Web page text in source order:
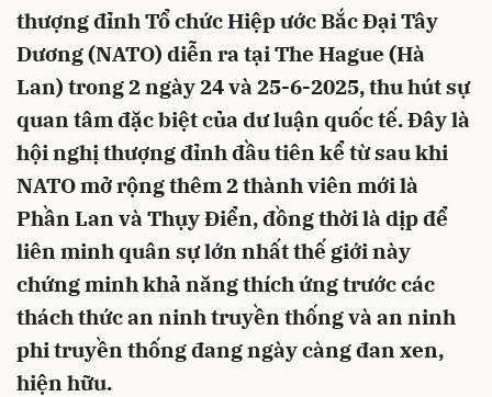
thượng đỉnh Tổ chức Hiệp ước Bắc Đại Tây
Dương (NATO) diễn ra tại The Hague (Hà
Lan) trong 2 ngày 24 và 25-6-2025, thu hút sự
quan tâm đặc biệt của dư luận quốc tế. Đây là
hội nghị thượng đỉnh đầu tiên kể từ sau khi
NATO mở rộng thêm 2 thành viên mới là
Phần Lan và Thụy Điển, đồng thời là dịp để
liên minh quân sự lớn nhất thế giới này
chứng minh khả năng thích ứng trước các
thách thức an ninh truyền thống và an ninh
phi truyền thống đang ngày càng đan xen,
hiện hữu.